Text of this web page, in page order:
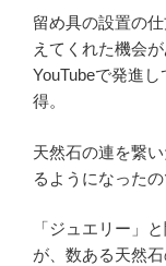
留め具の設置の
えてくれた機会
YouTubeで発進
得。
天然石の連を繋
るようになったの
「ジュエリー」
が、数ある天然